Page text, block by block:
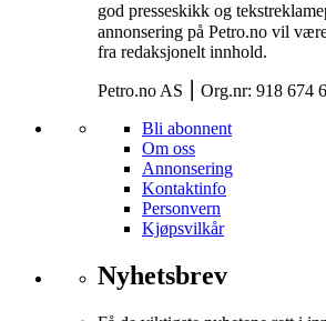
god presseskikk og
annonsering på Petro.no vil
fra redaksjonelt innhold.
Petro.no AS ⎮ Org.nr: 918 674
Bli abonnent
Om oss
Annonsering
Kontaktinfo
Personvern
Kjøpsvilkår
Nyhetsbrev